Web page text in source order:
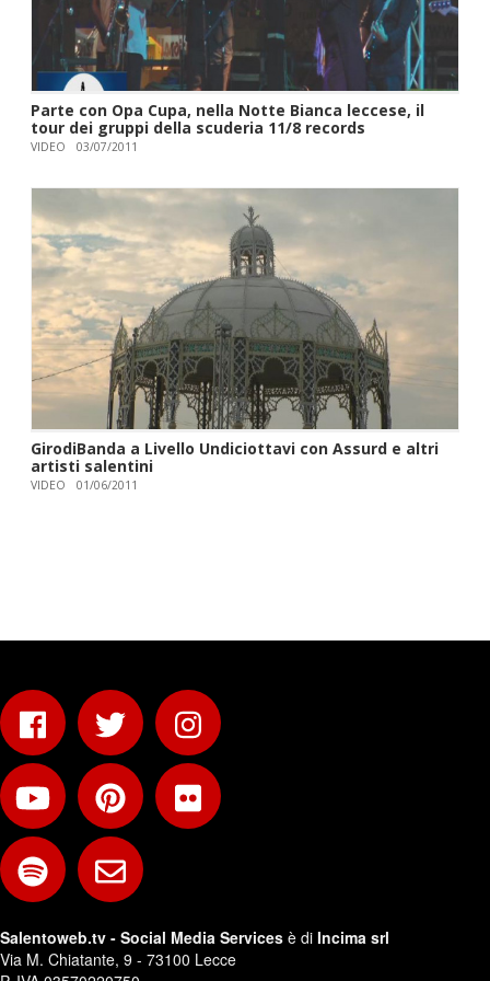
Parte con Opa Cupa, nella Notte Bianca leccese, il
tour dei gruppi della scuderia 11/8 records
VIDEO 03/07/2011
GirodiBanda a Livello Undiciottavi con Assurd e altri
artisti salentini
VIDEO 01/06/2011
Salentoweb.tv - Social Media Services è di Incima srl
Via M. Chiatante, 9 - 73100 Lecce